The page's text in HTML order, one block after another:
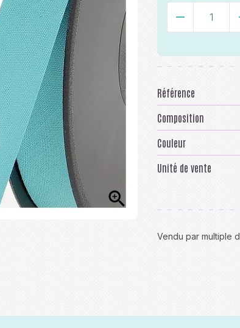

-
Référence
Composition
Couleur
Unité de vente
Vendu par multiple